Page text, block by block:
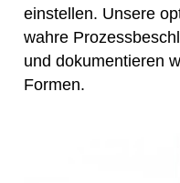
einstellen. Unsere
wahre
und dokumentieren
Formen.